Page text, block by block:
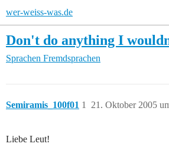
wer-weiss-was.de
Don't do anything I
Sprachen Fremdsprachen
Semiramis_100f01 21. Oktober 2005
1
Liebe Leut!